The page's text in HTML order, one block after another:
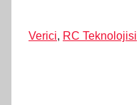
Verici, RC Teknolojisi